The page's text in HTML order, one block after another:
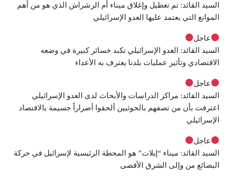
السيد القائد: تم تعطيل وإغلاق ميناء أم الرشراش الذي هو من أهم
الموانع التي يعتمد عليها العدو الإسرائيلي
عاجل
السيد القائد: العدو الإسرائيلي تكبد خسائر كبيرة في وضعه
الاقتصادي وتأثير عمليات بلدنا يعترف به الأعداء
عاجل
السيد القائد: مراكز الدراسات والأبحاث لدى العدو الإسرائيلي
اعترفت بأن من تصفهم بالحوثيين ألحقوا أضراراً جسيمة بالاقتصاد
الإسرائيلي
عاجل
السيد القائد: ميناء “إيلات” هو المحطة الرئيسية لإسرائيل في حركة
البضائع من وإلى الشرق الأقصى